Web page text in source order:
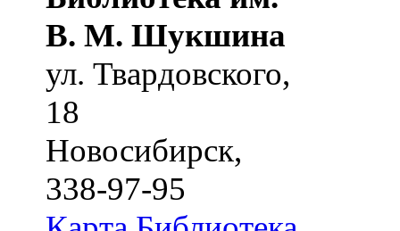
В. М. Шукшина
ул. Твардовского,
18
Новосибирск,
338-97-95